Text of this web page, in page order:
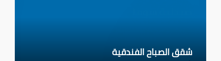
شقق الصباح الفندقية